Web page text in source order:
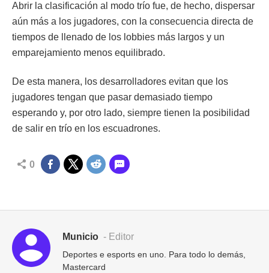
Abrir la clasificación al modo trío fue, de hecho, dispersar
aún más a los jugadores, con la consecuencia directa de
tiempos de llenado de los lobbies más largos y un
emparejamiento menos equilibrado.
De esta manera, los desarrolladores evitan que los
jugadores tengan que pasar demasiado tiempo
esperando y, por otro lado, siempre tienen la posibilidad
de salir en trío en los escuadrones.
0
Municio - Editor
Deportes e esports en uno. Para todo lo demás,
Mastercard